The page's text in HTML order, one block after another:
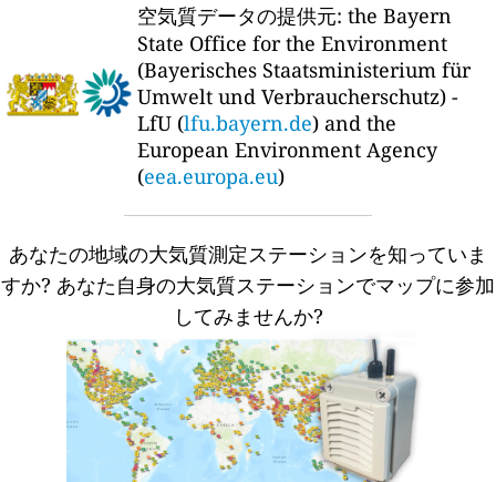
空気質データの提供元: the Bayern
State Office for the Environment
(Bayerisches Staatsministerium für
Umwelt und Verbraucherschutz) -
LfU (lfu.bayern.de) and the
European Environment Agency
(eea.europa.eu)
あなたの地域の大気質測定ステーションを知っていま
すか? あなた自身の大気質ステーションでマップに参加
してみませんか?